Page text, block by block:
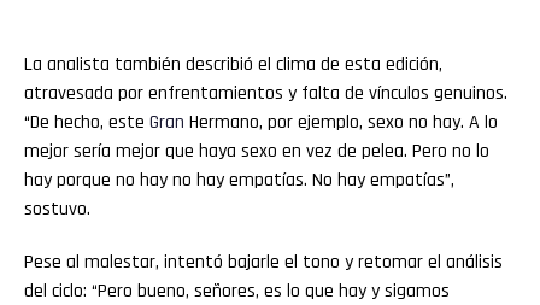
La analista también describió el clima de esta edición,
atravesada por enfrentamientos y falta de vínculos genuinos.
“De hecho, este Gran Hermano, por ejemplo, sexo no hay. A lo
mejor sería mejor que haya sexo en vez de pelea. Pero no lo
hay porque no hay no hay empatías. No hay empatías”,
sostuvo.
Pese al malestar, intentó bajarle el tono y retomar el análisis
del ciclo: “Pero bueno, señores, es lo que hay y sigamos